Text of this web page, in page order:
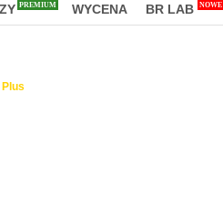
PREMIUM WYCENA BR LAB NOWE